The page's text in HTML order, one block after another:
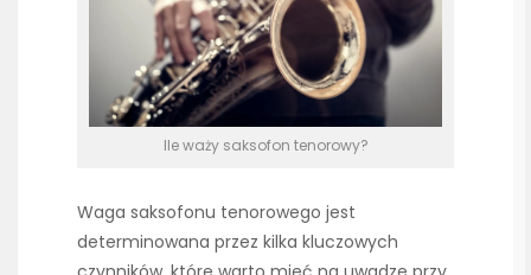
Ile waży saksofon tenorowy?
Waga saksofonu tenorowego jest
determinowana przez kilka kluczowych